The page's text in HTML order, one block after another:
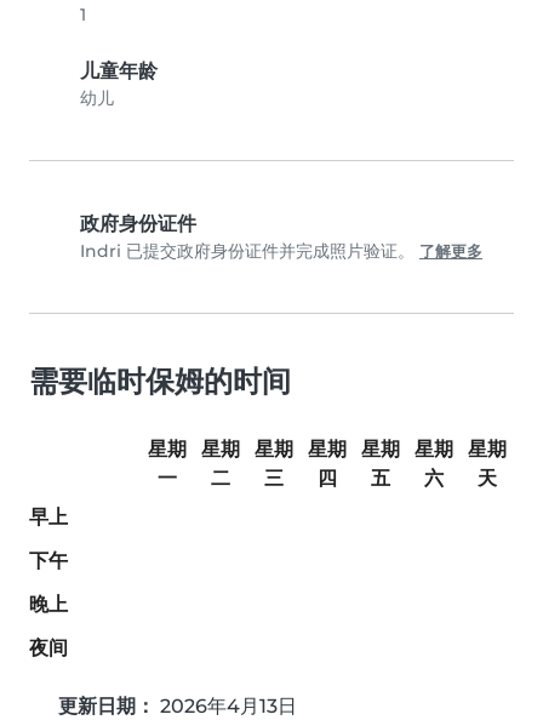
1
儿童年龄
幼儿
政府身份证件
Indri 已提交政府身份证件并完成照片验证。 了解更多
需要临时保姆的时间
星期
一
星期
二
星期
三
星期
四
星期
五
星期
六
星期
天
早上
下午
晚上
夜间
更新日期： 2026年4月13日